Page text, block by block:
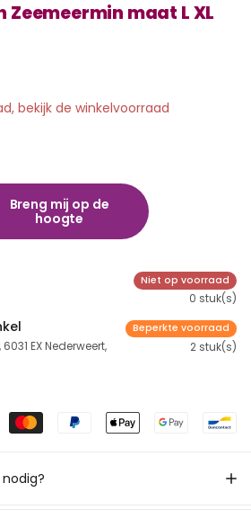
Zeemeermin maat L XL
bekijk de winkelvoorraad
Breng mij op de
hoogte
Niet op voorraad
0 stuk(s)
EX Nederweert,
Beperkte voorraad
2 stuk(s)